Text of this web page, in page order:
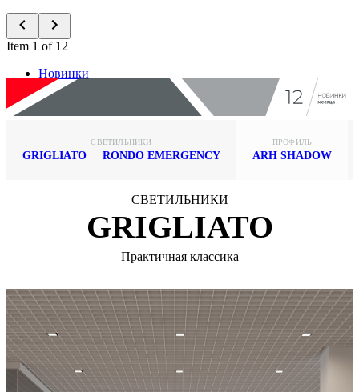
Item 1 of 12
Новинки
СВЕТИЛЬНИКИ
GRIGLIATO RONDO EMERGENCY
ПРОФИЛЬ
ARH SHADOW
СВЕТИЛЬНИКИ
GRIGLIATO
Практичная классика